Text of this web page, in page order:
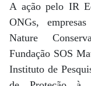
A ação pelo IR
ONGs,
Nature
Fundação SOS
Instituto de